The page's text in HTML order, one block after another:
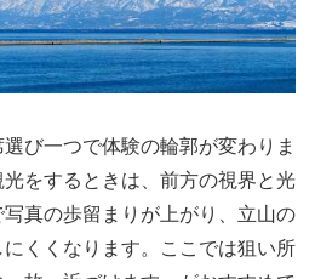
び一つで体験の輪郭が変わりま
をするときは、前方の視界と光
真の歩留まりが上がり、立山の
くくなります。ここでは狙い所